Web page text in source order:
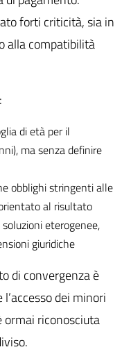
forti criticità, sia in
alla compatibilità
di età per il
ma senza definire
obblighi stringenti alle
al risultato
eterogenee,
giuridiche
di convergenza è
dei minori
riconosciuta